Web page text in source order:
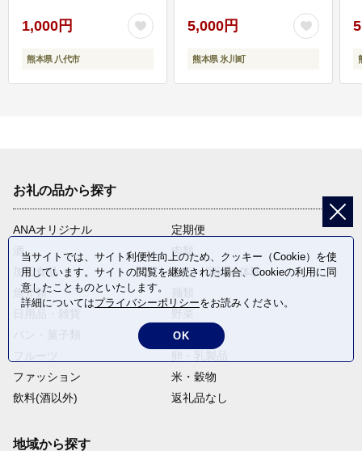
1,000円
熊本県 八代市
5,000円
熊本県 氷川町
お礼の品から探す
ANAオリジナル
定期便
酒
肉類
加工食品
旅行・宿泊・体験
魚介類
電化製品
ファッション
米・穀物
飲料(酒以外)
返礼品なし
地域から探す
当サイトでは、サイト利便性向上のため、クッキー（Cookie）を使
用しています。サイトの閲覧を継続された場合、Cookieの利用に同
意したことものといたします。
詳細についてはプライバシーポリシーをお読みください。
OK